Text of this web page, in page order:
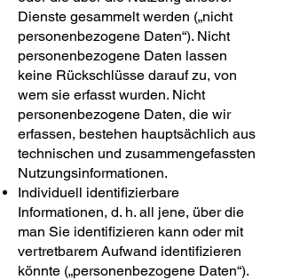
Dienste gesammelt werden („nicht
personenbezogene Daten“). Nicht
personenbezogene Daten lassen
keine Rückschlüsse darauf zu, von
wem sie erfasst wurden. Nicht
personenbezogene Daten, die wir
erfassen, bestehen hauptsächlich aus
technischen und zusammengefassten
Nutzungsinformationen.
Individuell identifizierbare
Informationen, d. h. all jene, über die
man Sie identifizieren kann oder mit
vertretbarem Aufwand identifizieren
könnte („personenbezogene Daten“).